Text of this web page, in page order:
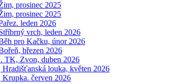
prosinec 2025
prosinec 2025
leden 2026
vrch, leden 2026
pro Kačku, únor 2026
březen 2026
TK, Zvon, duben 2026
louka, květen 2026
červen 2026